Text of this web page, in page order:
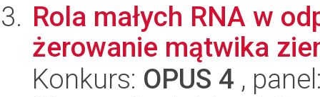
Rola małych RNA w
żerowanie mątwika
Konkurs: OPUS 4 ,